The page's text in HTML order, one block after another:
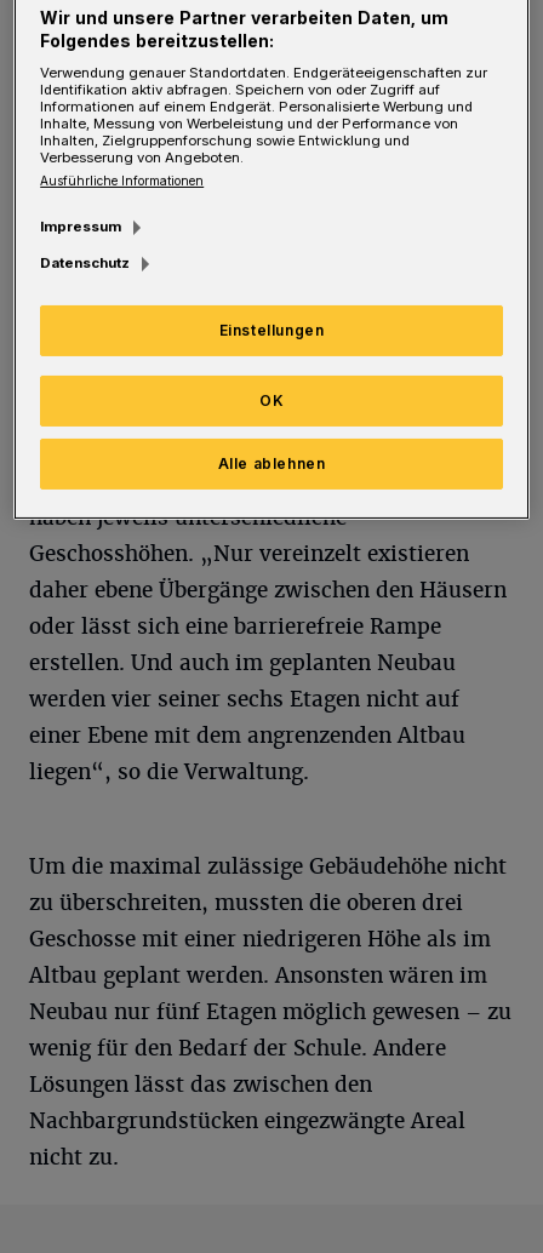
Montag, Betriebsleiterin des
Gebäudemanagements der Stadt Wuppertal
(GMW). „Die bergische Topografie, die Enge
des Geländes, die Gegebenheiten der
bestehenden Gebäude und der Denkmalschutz
vor gewaltige Herausforderungen zu stellen.“
Dennoch werden sämtliche Gebäudeteile und
Schulhofflächen auch für Menschen im
Rollstuhl erreichbar sein. Allerdings nicht
immer auf dem kürzesten Weg.
Größtes Problem: Die Bestandsgebäude mit
dem denkmalgeschützten Altbau im Zentrum
haben jeweils unterschiedliche
Geschosshöhen. „Nur vereinzelt existieren
daher ebene Übergänge zwischen den Häusern
oder lässt sich eine barrierefreie Rampe
erstellen. Und auch im geplanten Neubau
werden vier seiner sechs Etagen nicht auf
einer Ebene mit dem angrenzenden Altbau
liegen“, so die Verwaltung.
Um die maximal zulässige Gebäudehöhe nicht
zu überschreiten, mussten die oberen drei
Geschosse mit einer niedrigeren Höhe als im
Altbau geplant werden. Ansonsten wären im
Neubau nur fünf Etagen möglich gewesen – zu
wenig für den Bedarf der Schule. Andere
Lösungen lässt das zwischen den
Nachbargrundstücken eingezwängte Areal
nicht zu.
Wir und unsere Partner verarbeiten Daten, um
Folgendes bereitzustellen:
Verwendung genauer Standortdaten. Endgeräteeigenschaften zur
Identifikation aktiv abfragen. Speichern von oder Zugriff auf
Informationen auf einem Endgerät. Personalisierte Werbung und
Inhalte, Messung von Werbeleistung und der Performance von
Inhalten, Zielgruppenforschung sowie Entwicklung und
Verbesserung von Angeboten.
Ausführliche Informationen
Impressum
Datenschutz
Einstellungen
Alle ablehnen
OK